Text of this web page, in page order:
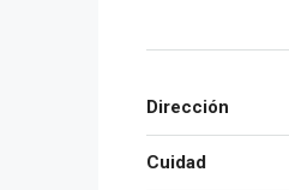
Dirección
Cuidad